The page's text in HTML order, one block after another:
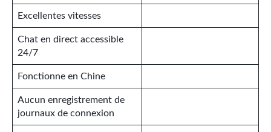
Excellentes vitesses
Chat en direct accessible
24/7
Fonctionne en Chine
Aucun enregistrement de
journaux de connexion